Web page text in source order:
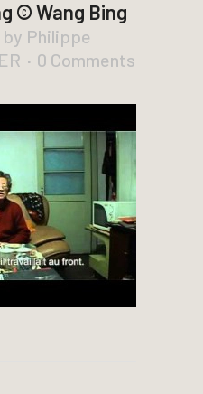
© Wang Bing
by Philippe
0 Comments